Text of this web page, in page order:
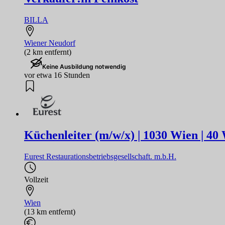
BILLA
Wiener Neudorf
(2 km entfernt)
Keine Ausbildung notwendig
vor etwa 16 Stunden
Küchenleiter (m/w/x) | 1030 Wien | 40
Eurest Restaurationsbetriebsgesellschaft. m.b.H.
Vollzeit
Wien
(13 km entfernt)